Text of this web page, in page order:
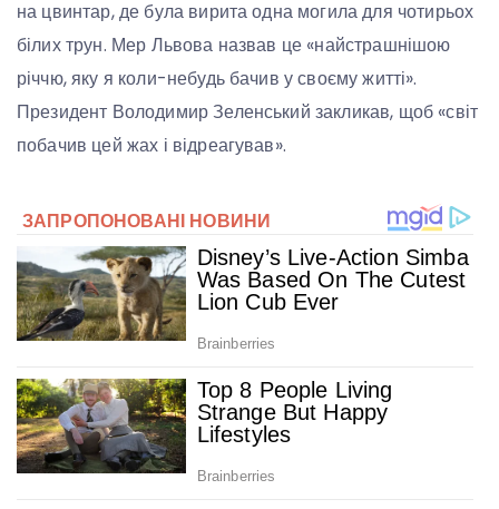
на цвинтар, де була вирита одна могила для чотирьох
білих трун. Мер Львова назвав це «найстрашнішою
річчю, яку я коли-небудь бачив у своєму житті».
Президент Володимир Зеленський закликав, щоб «світ
побачив цей жах і відреагував».